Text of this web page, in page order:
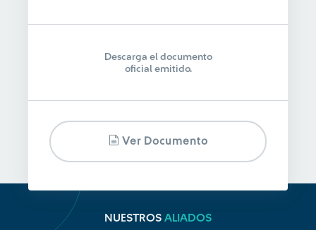
Descarga el documento
oficial emitido.
Ver Documento
NUESTROS ALIADOS